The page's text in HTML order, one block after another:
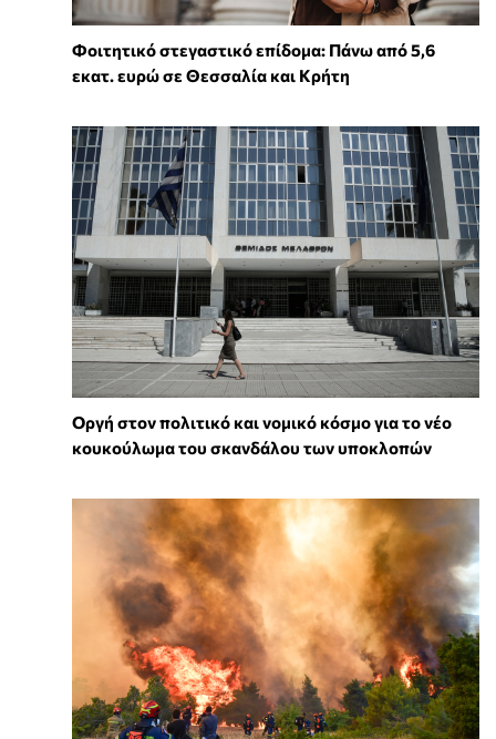
Φοιτητικό στεγαστικό επίδομα: Πάνω από 5,6
εκατ. ευρώ σε Θεσσαλία και Κρήτη
Οργή στον πολιτικό και νομικό κόσμο για το νέο
κουκούλωμα του σκανδάλου των υποκλοπών